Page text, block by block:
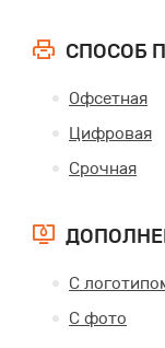
СПОСОБ
Офсетная
Цифровая
Срочная
С
С фото